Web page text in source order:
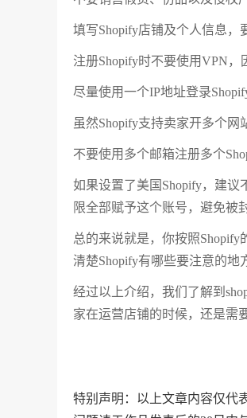
填写Shopify店铺及个人信息，
注册Shopify时不要使用VPN，
尽量使用一个IP地址登录
虽然Shopify支持卖家开多个网
不要使用多个邮箱注册多个
如果设置了美国Shopify，建议
限全部赋予这个账号，避免被
总的来说就是，你按照
清楚Shopify有哪些要注意的地
经过以上介绍，我们了解到
家在运营店铺的时候，还是需
特别声明：以上文章内容仅代